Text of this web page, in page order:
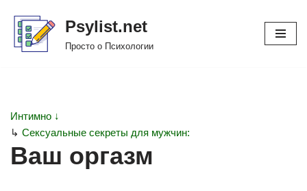
Перейти
Psylist.net
Просто о Психологии
Интимно ↓
↳ Сексуальные секреты для мужчин:
Ваш оргазм